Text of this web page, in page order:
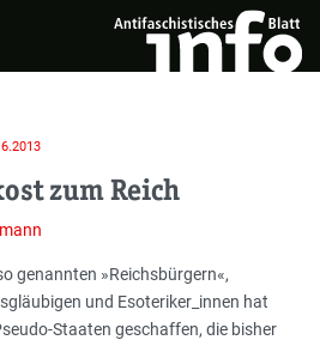
öffnen
zum Reich
genannten »Reichsbürgern«,
und Esoteriker_innen hat
Staaten geschaffen, die bisher